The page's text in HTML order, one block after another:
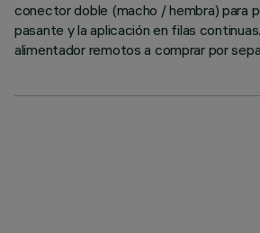
conector doble (macho / hembra) para
pasante y la aplicación en filas
alimentador remotos a comprar por